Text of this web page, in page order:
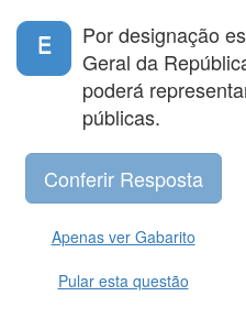
E
Por designação
Geral da
poderá
públicas.
Apenas ver Gabarito
Pular esta questão